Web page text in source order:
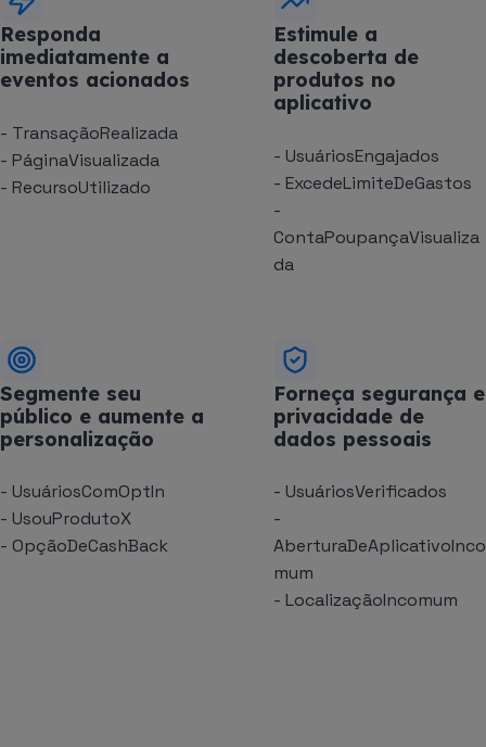
Responda
imediatamente a
eventos acionados
- TransaçãoRealizada
- PáginaVisualizada
- RecursoUtilizado
Estimule a
descoberta de
produtos no
aplicativo
- UsuáriosEngajados
- ExcedeLimiteDeGastos
-
ContaPoupançaVisualiza
da
Segmente seu
público e aumente a
personalização
- UsuáriosComOptIn
- UsouProdutoX
- OpçãoDeCashBack
Forneça segurança e
privacidade de
dados pessoais
- UsuáriosVerificados
-
AberturaDeAplicativoInco
mum
- LocalizaçãoIncomum